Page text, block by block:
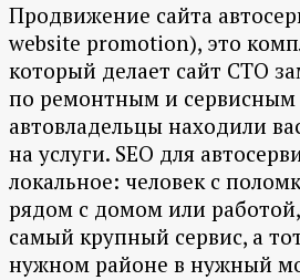
Продвижение сайта
website promotion), это
который делает сайт СТО
по ремонтным и сервисным
автовладельцы находили
на услуги. SEO для
локальное: человек с
рядом с домом или
самый крупный сервис, а
нужном районе в нужный